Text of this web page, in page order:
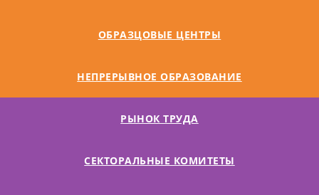
ОБРАЗЦОВЫЕ ЦЕНТРЫ
НЕПРЕРЫВНОЕ ОБРАЗОВАНИЕ
РЫНОК ТРУДА
СЕКТОРАЛЬНЫЕ КОМИТЕТЫ